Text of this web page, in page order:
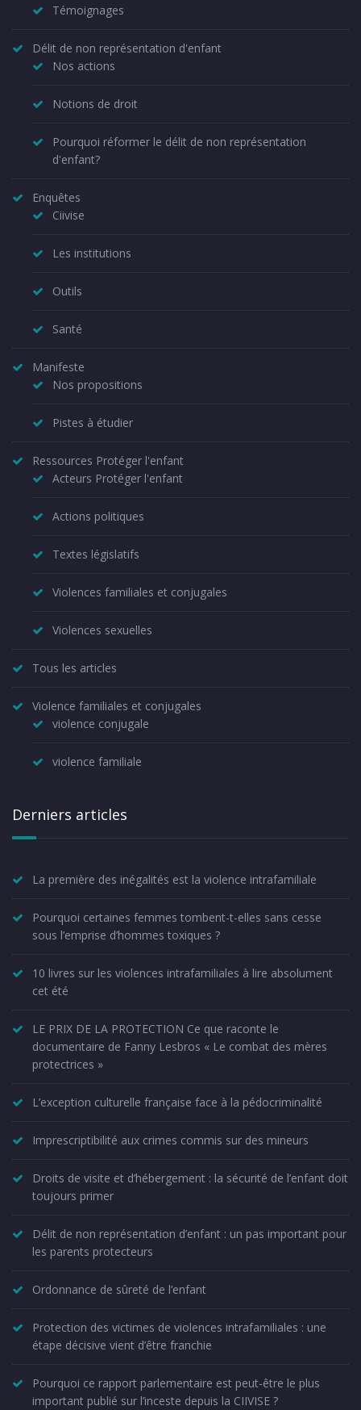
Témoignages
Délit de non représentation d'enfant
Nos actions
Notions de droit
Pourquoi réformer le délit de non représentation
d'enfant?
Enquêtes
Ciivise
Les institutions
Outils
Santé
Manifeste
Nos propositions
Pistes à étudier
Ressources Protéger l'enfant
Acteurs Protéger l'enfant
Actions politiques
Textes législatifs
Violences familiales et conjugales
Violences sexuelles
Tous les articles
Violence familiales et conjugales
violence conjugale
violence familiale
Derniers articles
La première des inégalités est la violence intrafamiliale
Pourquoi certaines femmes tombent-t-elles sans cesse
sous l’emprise d’hommes toxiques ?
10 livres sur les violences intrafamiliales à lire absolument
cet été
LE PRIX DE LA PROTECTION Ce que raconte le
documentaire de Fanny Lesbros « Le combat des mères
protectrices »
L’exception culturelle française face à la pédocriminalité
Imprescriptibilité aux crimes commis sur des mineurs
Droits de visite et d’hébergement : la sécurité de l’enfant doit
toujours primer
Délit de non représentation d’enfant : un pas important pour
les parents protecteurs
Ordonnance de sûreté de l’enfant
Protection des victimes de violences intrafamiliales : une
étape décisive vient d’être franchie
Pourquoi ce rapport parlementaire est peut-être le plus
important publié sur l’inceste depuis la CIIVISE ?